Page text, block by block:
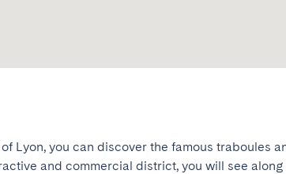
Lyon, you can discover the famous traboules
and commercial district, you will see